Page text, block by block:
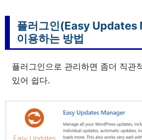
플러그인(Easy Updates
이용하는 방법
플러그인으로 관리하면 좀더 직관
있어 쉽다.